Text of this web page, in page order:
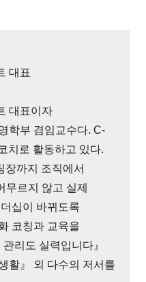
대표
대표이자
학부 겸임교수다. C-
치로 활동하고 있다.
장까지 조직에서
무르지 않고 실제
십이 바뀌도록
코칭과 교육을
리도 실력입니다』
활』 외 다수의 저서를